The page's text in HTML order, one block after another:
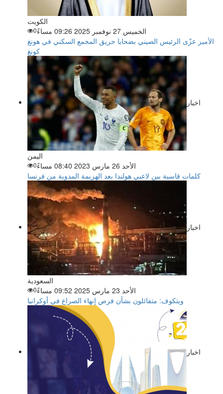
الكويت
الخميس 27 نوفمبر 2025 09:26 مساءً
0
الأمير عزّى الرئيس الصيني بضحايا حريق المجمع السكني في هونغ
كونغ
اخبار
اليمن
الأحد 26 مارس 2023 08:40 مساءً
0
كلمات قاسية بين لاعبي هولندا بعد الهزيمة المدوية من فرنسا
اخبار
السعودية
الأحد 23 مارس 2025 09:52 مساءً
0
ويتكوف: متفائلون بشأن فرص إنهاء الصراع في أوكرانيا
اخبار